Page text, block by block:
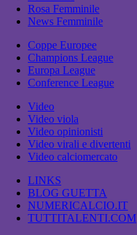
Rosa Femminile
News Femminile
Coppe Europee
Champions League
Europa League
Conference League
Video
Video viola
Video opinionisti
Video virali e divertenti
Video calciomercato
LINKS
BLOG GUETTA
NUMERICALCIO.IT
TUTTITALENTI.COM